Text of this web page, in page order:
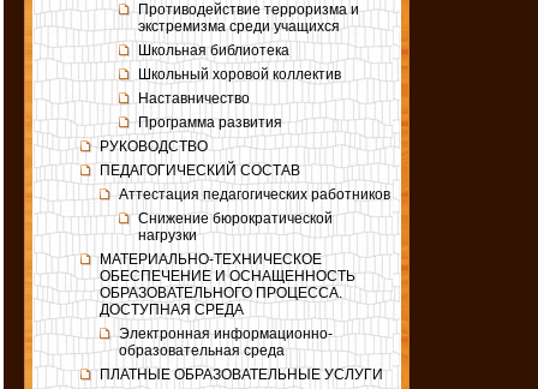
Противодействие терроризма и
экстремизма среди учащихся
Школьная библиотека
Школьный хоровой коллектив
Наставничество
Программа развития
РУКОВОДСТВО
ПЕДАГОГИЧЕСКИЙ СОСТАВ
Аттестация педагогических работников
Снижение бюрократической
нагрузки
МАТЕРИАЛЬНО-ТЕХНИЧЕСКОЕ
ОБЕСПЕЧЕНИЕ И ОСНАЩЕННОСТЬ
ОБРАЗОВАТЕЛЬНОГО ПРОЦЕССА.
ДОСТУПНАЯ СРЕДА
Электронная информационно-
образовательная среда
ПЛАТНЫЕ ОБРАЗОВАТЕЛЬНЫЕ УСЛУГИ